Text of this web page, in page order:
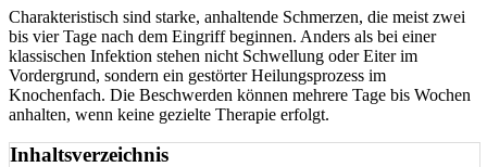
Charakteristisch sind starke, anhaltende Schmerzen, die meist zwei
bis vier Tage nach dem Eingriff beginnen. Anders als bei einer
klassischen Infektion stehen nicht Schwellung oder Eiter im
Vordergrund, sondern ein gestörter Heilungsprozess im
Knochenfach. Die Beschwerden können mehrere Tage bis Wochen
anhalten, wenn keine gezielte Therapie erfolgt.
Inhaltsverzeichnis